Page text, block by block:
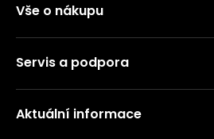
Vše o nákupu
Servis a podpora
Aktuální informace